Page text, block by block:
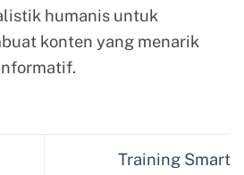
humanis untuk
konten yang menarik
Training Smart